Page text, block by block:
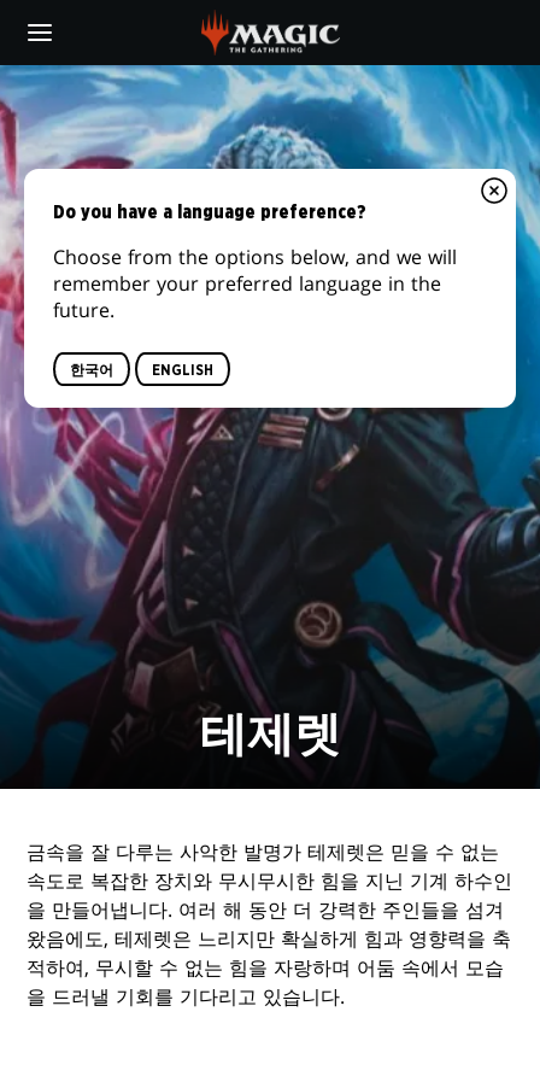
main
content
테제렛
금속을 잘 다루는 사악한 발명가 테제렛은 믿을 수 없는
속도로 복잡한 장치와 무시무시한 힘을 지닌 기계 하수인
을 만들어냅니다. 여러 해 동안 더 강력한 주인들을 섬겨
왔음에도, 테제렛은 느리지만 확실하게 힘과 영향력을 축
적하여, 무시할 수 없는 힘을 자랑하며 어둠 속에서 모습
을 드러낼 기회를 기다리고 있습니다.
Do you have a language preference?
Choose from the options below, and we will
remember your preferred language in the
future.
한국어 ENGLISH